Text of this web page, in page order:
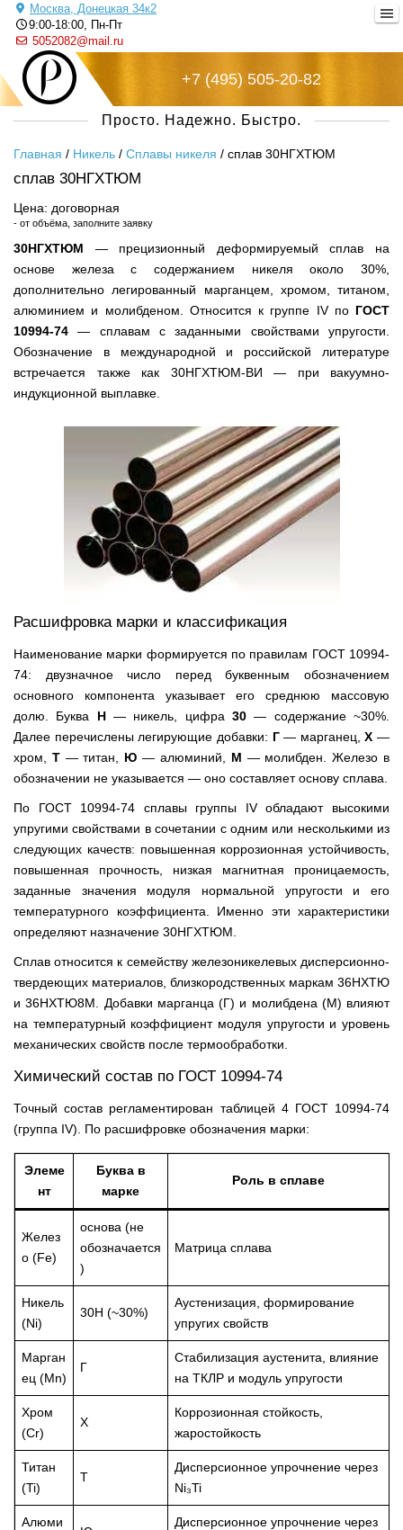
Москва, Донецкая 34к2
9:00-18:00, Пн-Пт
5052082@mail.ru
Русский металл
+7 (495) 505-20-82
Просто. Надежно. Быстро.
Главная / Никель / Сплавы никеля / сплав 30НГХТЮМ
сплав 30НГХТЮМ
Цена: договорная
- от объёма, заполните заявку
30НГХТЮМ — прецизионный деформируемый сплав на
основе железа с содержанием никеля около 30%,
дополнительно легированный марганцем, хромом, титаном,
алюминием и молибденом. Относится к группе IV по ГОСТ
10994-74 — сплавам с заданными свойствами упругости.
Обозначение в международной и российской литературе
встречается также как 30НГХТЮМ-ВИ — при вакуумно-
индукционной выплавке.
Расшифровка марки и классификация
Наименование марки формируется по правилам ГОСТ 10994-
74: двузначное число перед буквенным обозначением
основного компонента указывает его среднюю массовую
долю. Буква Н— никель, цифра30 — содержание ~30%.
Далее перечислены легирующие добавки: Г— марганец,Х —
хром, Т— титан, Ю — алюминий, М — молибден. Железо в
обозначении не указывается — оно составляет основу сплава.
По ГОСТ 10994-74 сплавы группы IV обладают высокими
упругими свойствами в сочетании с одним или несколькими из
следующих качеств: повышенная коррозионная устойчивость,
повышенная прочность, низкая магнитная проницаемость,
заданные значения модуля нормальной упругости и его
температурного коэффициента. Именно эти характеристики
определяют назначение 30НГХТЮМ.
Сплав относится к семейству железоникелевых дисперсионно-
твердеющих материалов, близкородственных маркам 36НХТЮ
и 36НХТЮ8М. Добавки марганца (Г) и молибдена (М) влияют
на температурный коэффициент модуля упругости и уровень
механических свойств после термообработки.
Химический состав по ГОСТ 10994-74
Точный состав регламентирован таблицей 4 ГОСТ 10994-74
(группа IV). По расшифровке обозначения марки:
Элеме
нт
Буква в
марке
Роль в сплаве
Желез
о (Fe)
основа (не
обозначается
)
Матрица сплава
Никель
(Ni)
30Н (~30%)
Аустенизация, формирование
упругих свойств
Марган
ец (Mn)
Г
Стабилизация аустенита, влияние
на ТКЛР и модуль упругости
Хром
(Cr)
Х
Коррозионная стойкость,
жаростойкость
Титан
(Ti)
Т
Дисперсионное упрочнение через
Ni₃Ti
Алюми
Дисперсионное упрочнение через